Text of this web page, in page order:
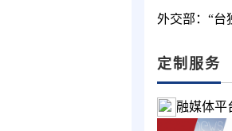
外交部：“台
定制服务
融媒体平